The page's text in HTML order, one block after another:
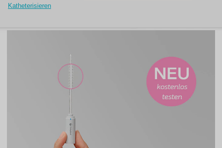
Katheterisieren